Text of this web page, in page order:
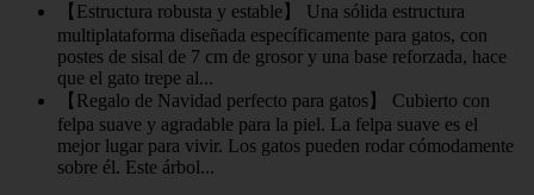
【Estructura robusta y estable】 Una sólida estructura
multiplataforma diseñada específicamente para gatos, con
postes de sisal de 7 cm de grosor y una base reforzada, hace
que el gato trepe al...
【Regalo de Navidad perfecto para gatos】 Cubierto con
felpa suave y agradable para la piel. La felpa suave es el
mejor lugar para vivir. Los gatos pueden rodar cómodamente
sobre él. Este árbol...